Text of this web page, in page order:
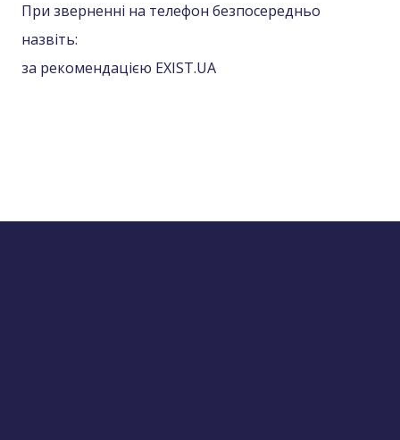
При зверненні на телефон безпосередньо
назвіть:
за рекомендацією EXIST.UA